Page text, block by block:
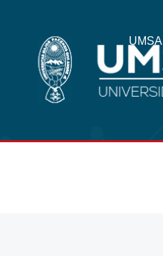
UMSA